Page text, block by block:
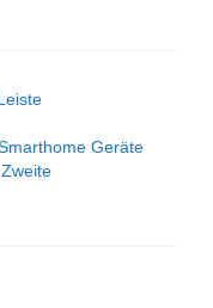
Geräte